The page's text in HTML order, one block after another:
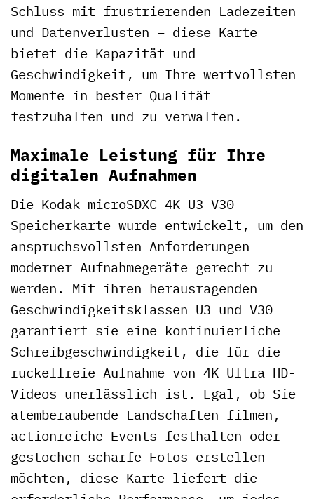
Schluss mit frustrierenden Ladezeiten
und Datenverlusten – diese Karte
bietet die Kapazität und
Geschwindigkeit, um Ihre wertvollsten
Momente in bester Qualität
festzuhalten und zu verwalten.
Maximale Leistung für Ihre
digitalen Aufnahmen
Die Kodak microSDXC 4K U3 V30
Speicherkarte wurde entwickelt, um den
anspruchsvollsten Anforderungen
moderner Aufnahmegeräte gerecht zu
werden. Mit ihren herausragenden
Geschwindigkeitsklassen U3 und V30
garantiert sie eine kontinuierliche
Schreibgeschwindigkeit, die für die
ruckelfreie Aufnahme von 4K Ultra HD-
Videos unerlässlich ist. Egal, ob Sie
atemberaubende Landschaften filmen,
actionreiche Events festhalten oder
gestochen scharfe Fotos erstellen
möchten, diese Karte liefert die